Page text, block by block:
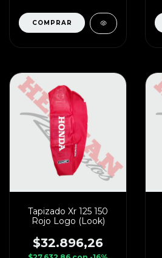
Tapizado Xr 125 150
Rojo Logo (Look)
$32.896,26